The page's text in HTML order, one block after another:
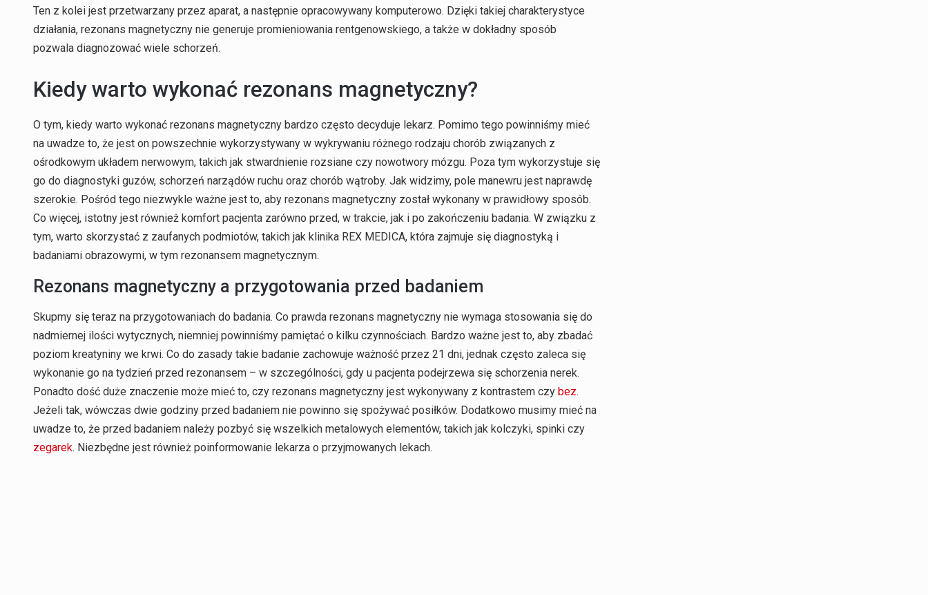
Ten z kolei jest przetwarzany przez aparat, a następnie opracowywany komputerowo. Dzięki takiej charakterystyce
działania, rezonans magnetyczny nie generuje promieniowania rentgenowskiego, a także w dokładny sposób
pozwala diagnozować wiele schorzeń.
Kiedy warto wykonać rezonans magnetyczny?
O tym, kiedy warto wykonać rezonans magnetyczny bardzo często decyduje lekarz. Pomimo tego powinniśmy mieć
na uwadze to, że jest on powszechnie wykorzystywany w wykrywaniu różnego rodzaju chorób związanych z
ośrodkowym układem nerwowym, takich jak stwardnienie rozsiane czy nowotwory mózgu. Poza tym wykorzystuje się
go do diagnostyki guzów, schorzeń narządów ruchu oraz chorób wątroby. Jak widzimy, pole manewru jest naprawdę
szerokie. Pośród tego niezwykle ważne jest to, aby rezonans magnetyczny został wykonany w prawidłowy sposób.
Co więcej, istotny jest również komfort pacjenta zarówno przed, w trakcie, jak i po zakończeniu badania. W związku z
tym, warto skorzystać z zaufanych podmiotów, takich jak klinika REX MEDICA, która zajmuje się diagnostyką i
badaniami obrazowymi, w tym rezonansem magnetycznym.
Rezonans magnetyczny a przygotowania przed badaniem
Skupmy się teraz na przygotowaniach do badania. Co prawda rezonans magnetyczny nie wymaga stosowania się do
nadmiernej ilości wytycznych, niemniej powinniśmy pamiętać o kilku czynnościach. Bardzo ważne jest to, aby zbadać
poziom kreatyniny we krwi. Co do zasady takie badanie zachowuje ważność przez 21 dni, jednak często zaleca się
wykonanie go na tydzień przed rezonansem – w szczególności, gdy u pacjenta podejrzewa się schorzenia nerek.
Ponadto dość duże znaczenie może mieć to, czy rezonans magnetyczny jest wykonywany z kontrastem czy bez.
Jeżeli tak, wówczas dwie godziny przed badaniem nie powinno się spożywać posiłków. Dodatkowo musimy mieć na
uwadze to, że przed badaniem należy pozbyć się wszelkich metalowych elementów, takich jak kolczyki, spinki czy
zegarek. Niezbędne jest również poinformowanie lekarza o przyjmowanych lekach.